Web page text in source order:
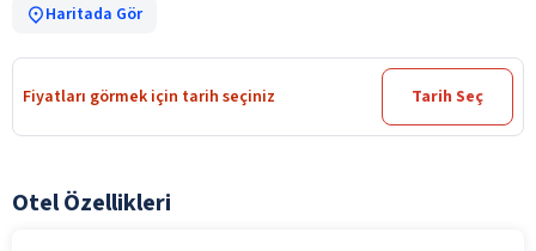
Haritada Gör
Fiyatları görmek için tarih seçiniz Tarih Seç
Otel Özellikleri